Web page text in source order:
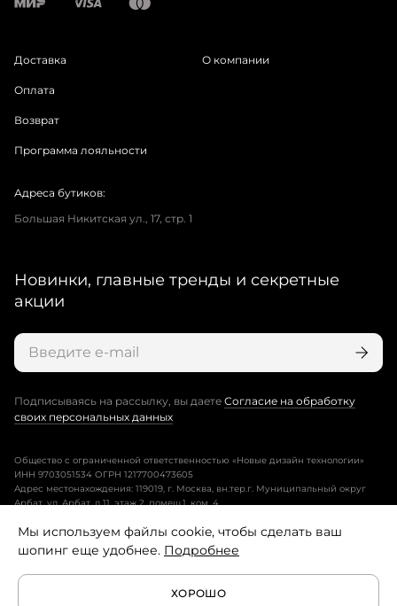
Доставка
Оплата
Возврат
Программа лояльности
О компании
Адреса бутиков:
Большая Никитская ул., 17, стр. 1
Новинки, главные тренды и секретные
акции
Подписываясь на рассылку, вы даете Согласие на обработку
своих персональных данных
Общество с ограниченной ответственностью «Новые дизайн технологии»
ИНН 9703051534 ОГРН 1217700473605
Адрес местонахождения: 119019, г. Москва, вн.тер.г. Муниципальный округ
Арбат, ул. Арбат, д.11, этаж 2, помещ.1, ком. 4.
Пользовательское соглашение
Политика конфиденциальности
Мы используем файлы cookie, чтобы сделать ваш
шопинг еще удобнее. Подробнее
ХОРОШО